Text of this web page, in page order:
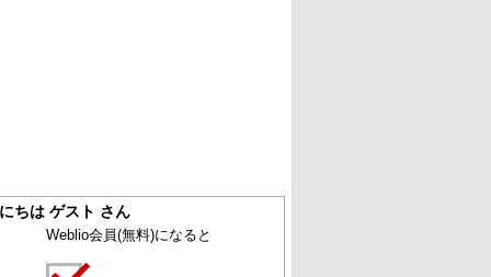
ちは ゲスト さん
Weblio会員(無料)になると